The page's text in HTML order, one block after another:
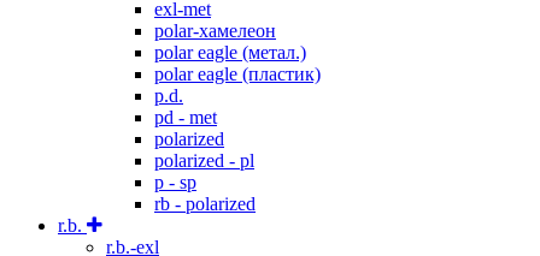
exl-met
polar-хамелеон
polar eagle (метал.)
polar eagle (пластик)
p.d.
pd - met
polarized
polarized - pl
p - sp
rb - polarized
r.b.
r.b.-exl